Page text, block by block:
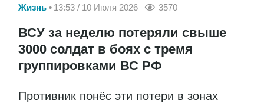
Жизнь 13:53 / 10 Июля 2026 3570
ВСУ за неделю потеряли свыше
3000 солдат в боях с тремя
группировками ВС РФ
Противник понёс эти потери в зонах